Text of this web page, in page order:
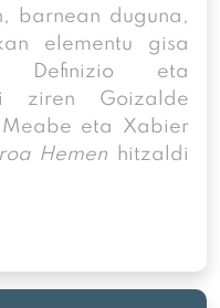
barnean duguna,
elementu gisa
Definizio eta
ziren Goizalde
eta Xabier
Hemen hitzaldi